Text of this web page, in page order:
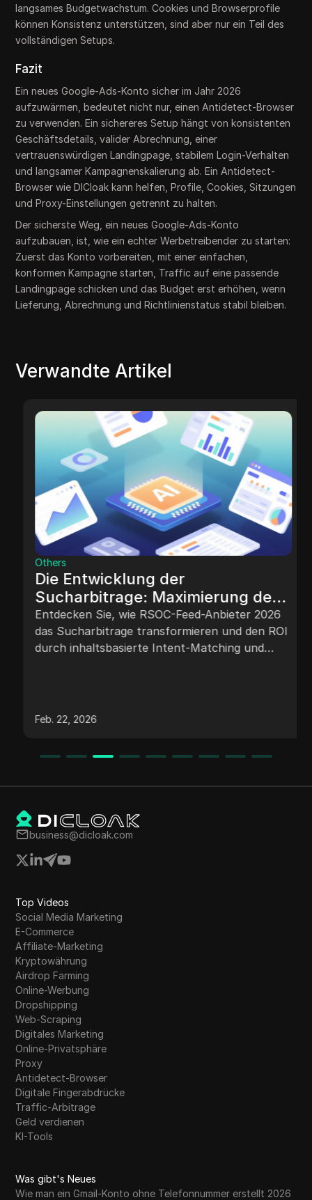
langsames Budgetwachstum. Cookies und Browserprofile
können Konsistenz unterstützen, sind aber nur ein Teil des
vollständigen Setups.
Fazit
Ein neues Google-Ads-Konto sicher im Jahr 2026
aufzuwärmen, bedeutet nicht nur, einen Antidetect-Browser
zu verwenden. Ein sichereres Setup hängt von konsistenten
Geschäftsdetails, valider Abrechnung, einer
vertrauenswürdigen Landingpage, stabilem Login-Verhalten
und langsamer Kampagnenskalierung ab. Ein Antidetect-
Browser wie DICloak kann helfen, Profile, Cookies, Sitzungen
und Proxy-Einstellungen getrennt zu halten.
Der sicherste Weg, ein neues Google-Ads-Konto
aufzubauen, ist, wie ein echter Werbetreibender zu starten:
Zuerst das Konto vorbereiten, mit einer einfachen,
konformen Kampagne starten, Traffic auf eine passende
Landingpage schicken und das Budget erst erhöhen, wenn
Lieferung, Abrechnung und Richtlinienstatus stabil bleiben.
Verwandte Artikel
Others
Die Entwicklung der
Sucharbitrage: Maximierung des
ROI mit RSOC-Feed-Anbietern
und fortschrittlichem
Kontoschutz
Entdecken Sie, wie RSOC-Feed-Anbieter 2026
das Sucharbitrage transformieren und den ROI
durch inhaltsbasierte Intent-Matching und
Feb. 22, 2026
business@dicloak.com
Top Videos
Social Media Marketing
E-Commerce
Affiliate-Marketing
Kryptowährung
Airdrop Farming
Online-Werbung
Dropshipping
Web-Scraping
Digitales Marketing
Online-Privatsphäre
Proxy
Antidetect-Browser
Digitale Fingerabdrücke
Traffic-Arbitrage
Geld verdienen
KI-Tools
Was gibt's Neues
Wie man ein Gmail-Konto ohne Telefonnummer erstellt 2026